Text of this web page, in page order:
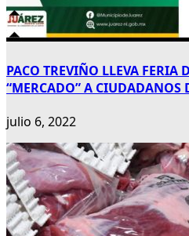
PACO TREVIÑO LLEVA FERIA
“MERCADO” A CIUDADANOS
julio 6, 2022